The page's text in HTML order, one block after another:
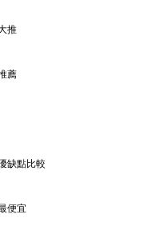
推
薦
缺點比較
便宜